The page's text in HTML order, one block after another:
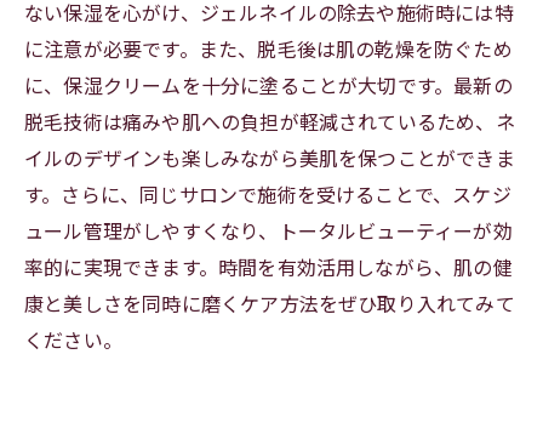
ない保湿を心がけ、ジェルネイルの除去や施術時には特
に注意が必要です。また、脱毛後は肌の乾燥を防ぐため
に、保湿クリームを十分に塗ることが大切です。最新の
脱毛技術は痛みや肌への負担が軽減されているため、ネ
イルのデザインも楽しみながら美肌を保つことができま
す。さらに、同じサロンで施術を受けることで、スケジ
ュール管理がしやすくなり、トータルビューティーが効
率的に実現できます。時間を有効活用しながら、肌の健
康と美しさを同時に磨くケア方法をぜひ取り入れてみて
ください。